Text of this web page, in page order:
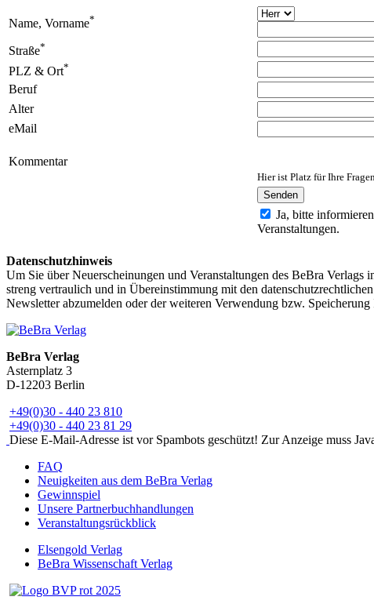
Name, Vorname*
Straße*
PLZ & Ort*
Beruf
Alter
eMail
Kommentar
Hier ist Platz für Ihre
Senden
Ja, bitte
Veranstaltungen.
Datenschutzhinweis
Um Sie über Neuerscheinungen und Veranstaltungen des BeBra
streng vertraulich und in Übereinstimmung mit den
Newsletter abzumelden oder der weiteren Verwendung bzw.
BeBra Verlag
Asternplatz 3
D-12203 Berlin
+49(0)30 - 440 23 810
+49(0)30 - 440 23 81 29
Diese E-Mail-Adresse ist vor Spambots geschützt! Zur Anzeige muss
FAQ
Neuigkeiten aus dem BeBra Verlag
Gewinnspiel
Unsere Partnerbuchhandlungen
Veranstaltungsrückblick
Elsengold Verlag
BeBra Wissenschaft Verlag